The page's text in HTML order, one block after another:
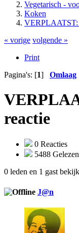
Vegetarisch -
Koken
VERPLAATST:
« vorige volgende »
Print
Pagina's: [1] Omlaag
reactie
0 Reacties
5488 Gelezen
0 leden en 1 gast
J@n